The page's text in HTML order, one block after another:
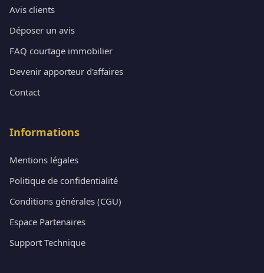
Avis clients
Déposer un avis
FAQ courtage immobilier
Devenir apporteur d'affaires
Contact
Informations
Mentions légales
Politique de confidentialité
Conditions générales (CGU)
Espace Partenaires
Support Technique